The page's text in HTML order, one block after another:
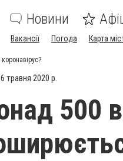
Новини
Вакансії Погода Карта
травня 2020 р.
500